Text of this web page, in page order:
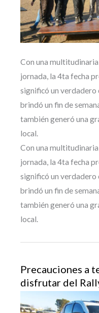
Con una
jornada, la 4ta fecha
significó un verdadero
brindó un fin de
también generó una
local.
Con una
jornada, la 4ta fecha
significó un verdadero
brindó un fin de
también generó una
local.
Precauciones a
disfrutar del